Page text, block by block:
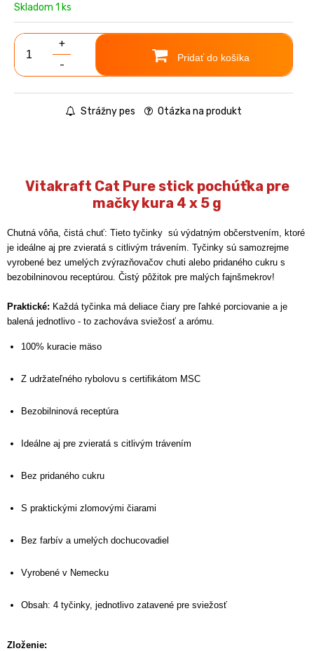
Skladom 1 ks
+
-
Pridať do košíka
Strážny pes Otázka na produkt
Vitakraft Cat Pure stick pochúťka pre
mačky kura 4 x 5 g
Chutná vôňa, čistá chuť: Tieto tyčinky sú výdatným občerstvením, ktoré
je ideálne aj pre zvieratá s citlivým trávením. Tyčinky sú samozrejme
vyrobené bez umelých zvýrazňovačov chuti alebo pridaného cukru s
bezobilninovou receptúrou. Čistý pôžitok pre malých fajnšmekrov!
Praktické: Každá tyčinka má deliace čiary pre ľahké porciovanie a je
balená jednotlivo - to zachováva sviežosť a arómu.
100% kuracie mäso
Z udržateľného rybolovu s certifikátom MSC
Bezobilninová receptúra
Ideálne aj pre zvieratá s citlivým trávením
Bez pridaného cukru
S praktickými zlomovými čiarami
Bez farbív a umelých dochucovadiel
Vyrobené v Nemecku
Obsah: 4 tyčinky, jednotlivo zatavené pre sviežosť
Zloženie: